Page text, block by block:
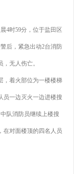
4时59分，位于盐田区
后，紧急出动2台消防
无人伤亡。
，着火部位为一楼楼梯
员一边灭火一边进楼搜
队消防员继续上楼搜
在对面楼顶的四名人员